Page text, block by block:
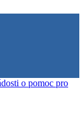
o pomoc pro